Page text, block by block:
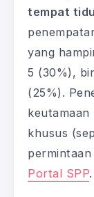
tempat
yang
5 (30%),
(25%).
khusus
Portal SPP.